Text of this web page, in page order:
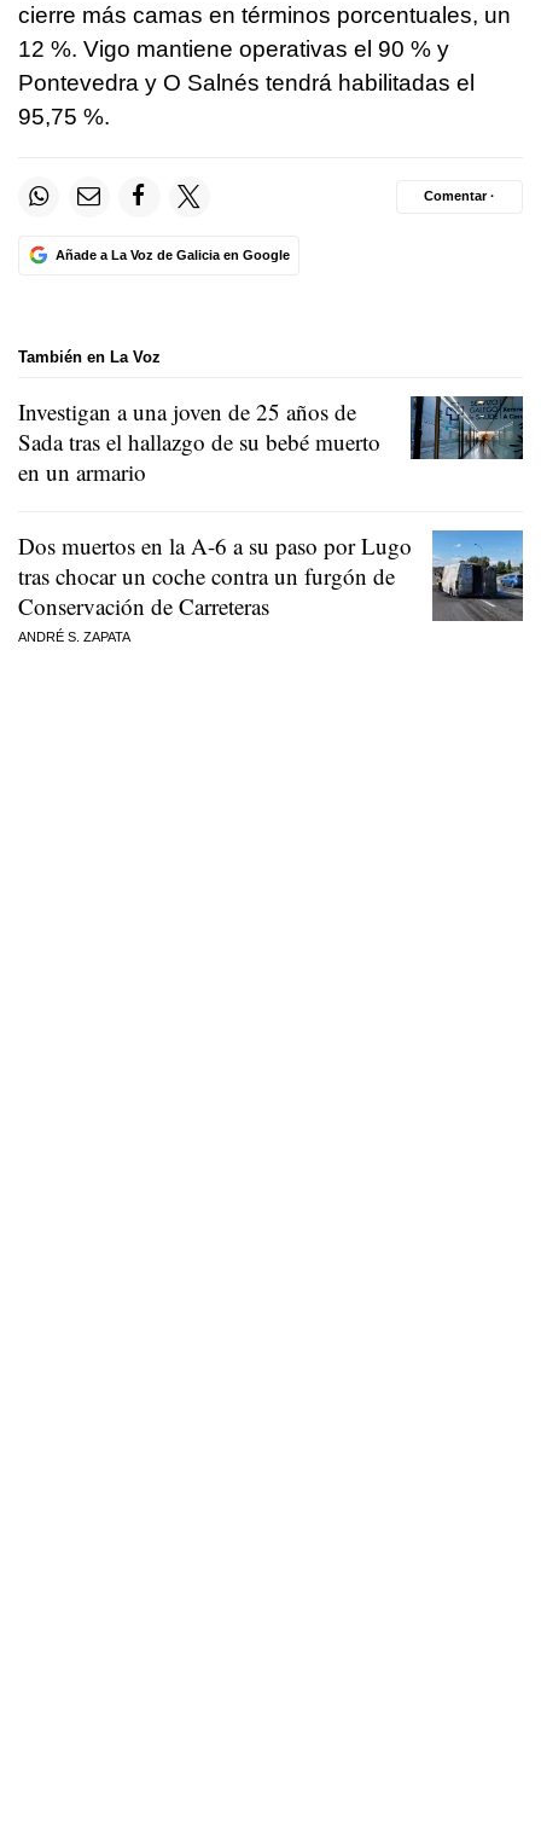
cierre más camas en términos porcentuales, un
12 %. Vigo mantiene operativas el 90 % y
Pontevedra y O Salnés tendrá habilitadas el
95,75 %.
Añade a La Voz de Galicia en Google
Comentar ·
También en La Voz
Investigan a una joven de 25 años de
Sada tras el hallazgo de su bebé muerto
en un armario
Dos muertos en la A-6 a su paso por Lugo
tras chocar un coche contra un furgón de
Conservación de Carreteras
ANDRÉ S. ZAPATA